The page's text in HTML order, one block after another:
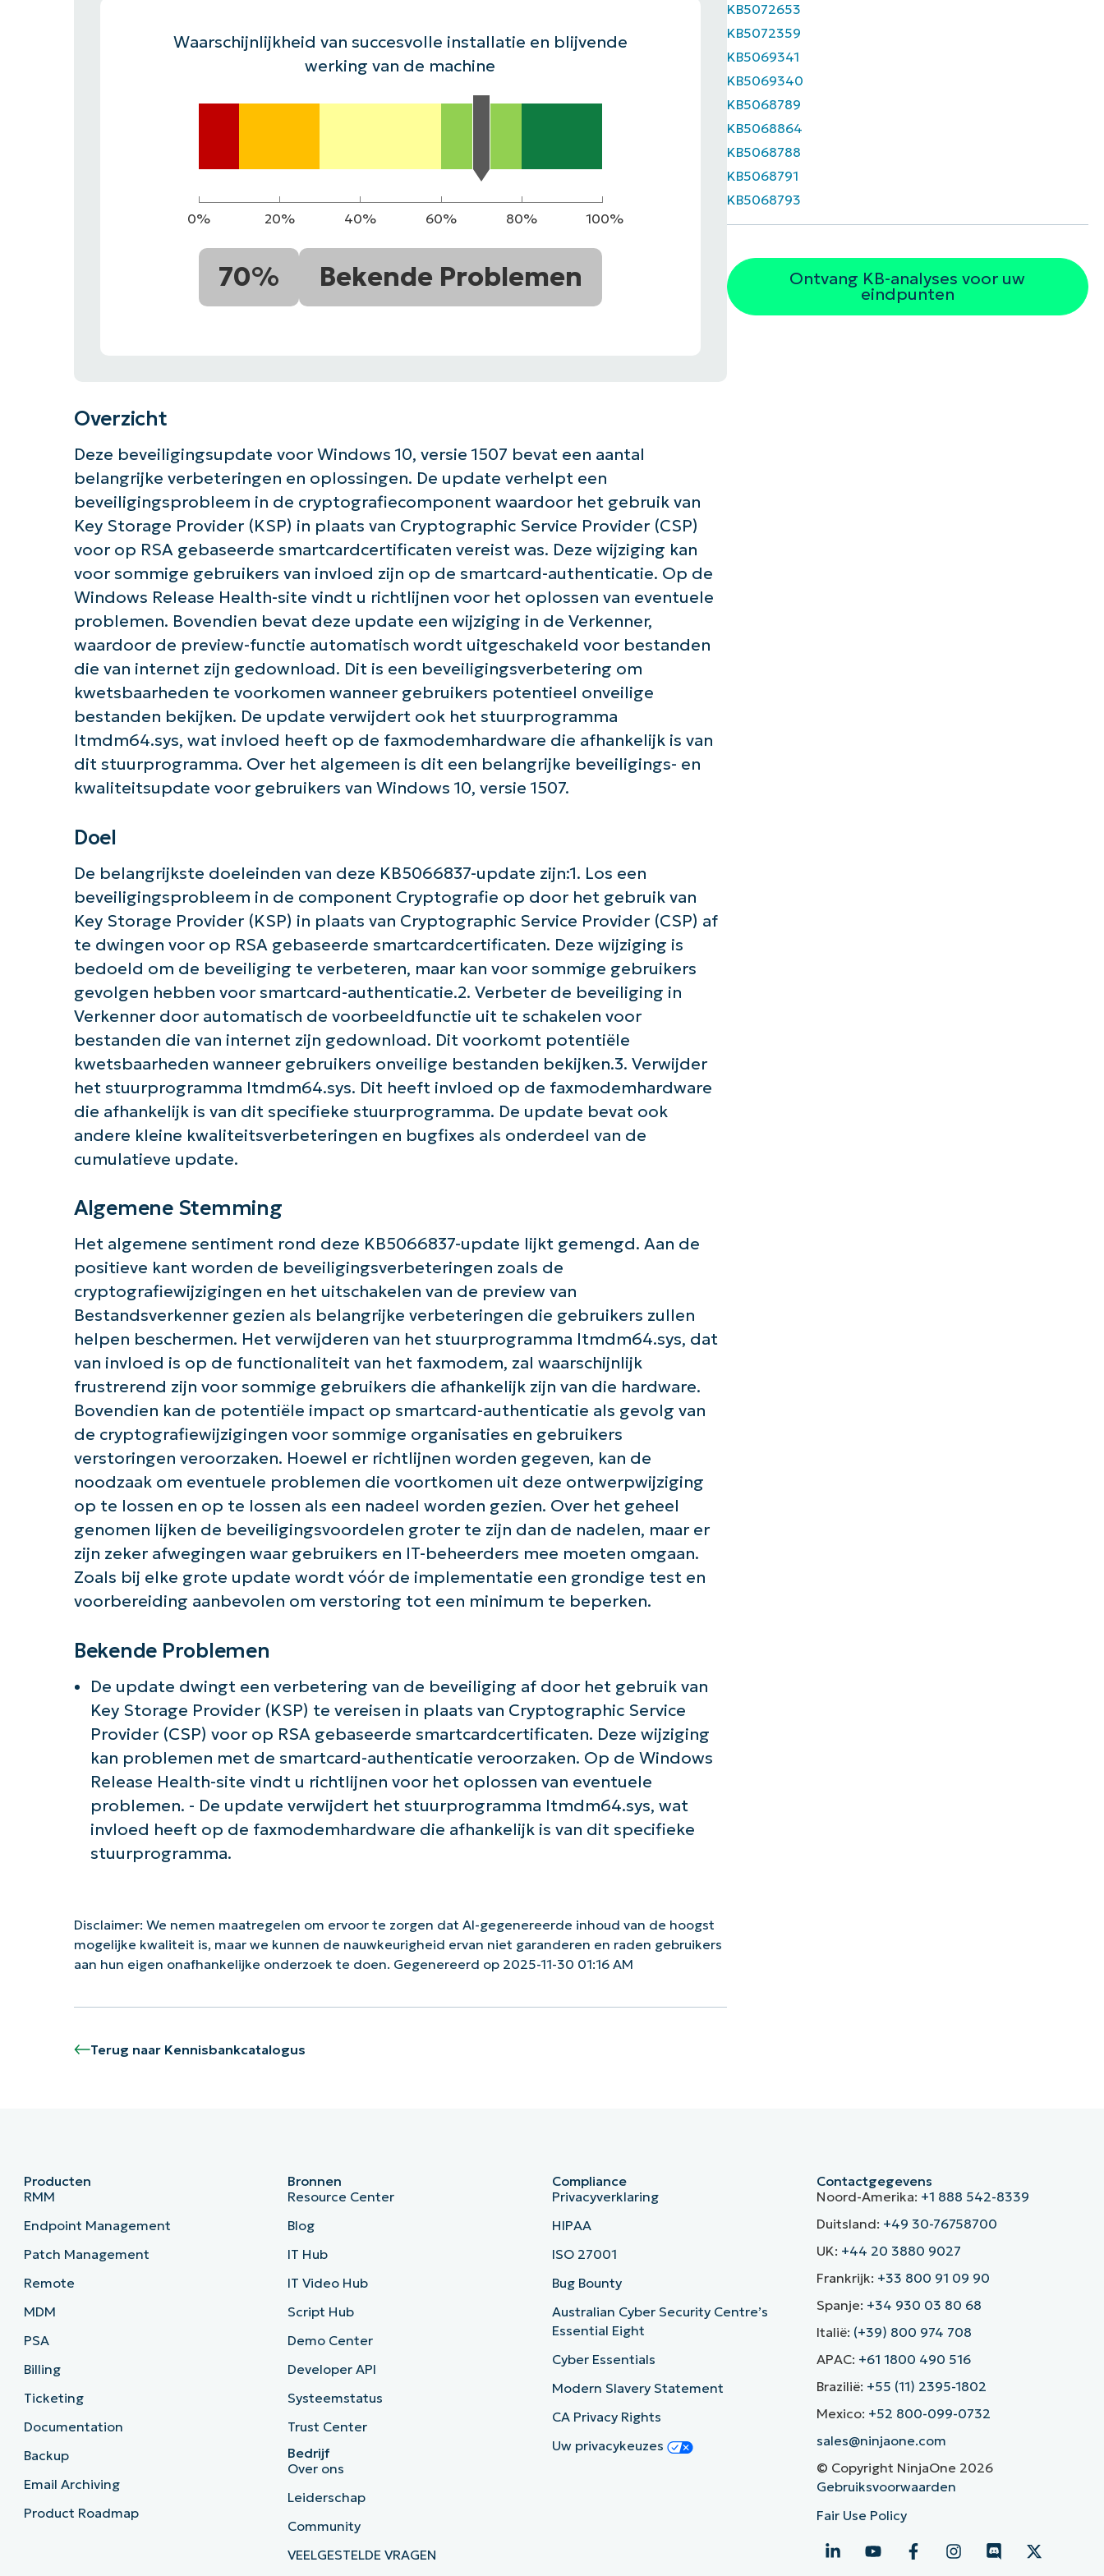
CONTACTEER SALES DEMO BEKIJKEN PRODUCT ROADMAP PLATFORM
CONTACTEER SALES
Waarschijnlijkheid van succesvolle installatie en blijvende
werking van de machine
0% 20% 40% 60% 80% 100%
70% Bekende Problemen
Overzicht
Deze beveiligingsupdate voor Windows 10, versie 1507 bevat een aantal
belangrijke verbeteringen en oplossingen. De update verhelpt een
beveiligingsprobleem in de cryptografiecomponent waardoor het gebruik van
Key Storage Provider (KSP) in plaats van Cryptographic Service Provider (CSP)
voor op RSA gebaseerde smartcardcertificaten vereist was. Deze wijziging kan
voor sommige gebruikers van invloed zijn op de smartcard-authenticatie. Op de
Windows Release Health-site vindt u richtlijnen voor het oplossen van eventuele
problemen. Bovendien bevat deze update een wijziging in de Verkenner,
waardoor de preview-functie automatisch wordt uitgeschakeld voor bestanden
die van internet zijn gedownload. Dit is een beveiligingsverbetering om
kwetsbaarheden te voorkomen wanneer gebruikers potentieel onveilige
bestanden bekijken. De update verwijdert ook het stuurprogramma
ltmdm64.sys, wat invloed heeft op de faxmodemhardware die afhankelijk is van
dit stuurprogramma. Over het algemeen is dit een belangrijke beveiligings- en
kwaliteitsupdate voor gebruikers van Windows 10, versie 1507.
Doel
De belangrijkste doeleinden van deze KB5066837-update zijn:1. Los een
beveiligingsprobleem in de component Cryptografie op door het gebruik van
Key Storage Provider (KSP) in plaats van Cryptographic Service Provider (CSP) af
te dwingen voor op RSA gebaseerde smartcardcertificaten. Deze wijziging is
bedoeld om de beveiliging te verbeteren, maar kan voor sommige gebruikers
gevolgen hebben voor smartcard-authenticatie.2. Verbeter de beveiliging in
Verkenner door automatisch de voorbeeldfunctie uit te schakelen voor
bestanden die van internet zijn gedownload. Dit voorkomt potentiële
kwetsbaarheden wanneer gebruikers onveilige bestanden bekijken.3. Verwijder
het stuurprogramma ltmdm64.sys. Dit heeft invloed op de faxmodemhardware
die afhankelijk is van dit specifieke stuurprogramma. De update bevat ook
andere kleine kwaliteitsverbeteringen en bugfixes als onderdeel van de
cumulatieve update.
Algemene Stemming
Het algemene sentiment rond deze KB5066837-update lijkt gemengd. Aan de
positieve kant worden de beveiligingsverbeteringen zoals de
cryptografiewijzigingen en het uitschakelen van de preview van
Bestandsverkenner gezien als belangrijke verbeteringen die gebruikers zullen
helpen beschermen. Het verwijderen van het stuurprogramma ltmdm64.sys, dat
van invloed is op de functionaliteit van het faxmodem, zal waarschijnlijk
frustrerend zijn voor sommige gebruikers die afhankelijk zijn van die hardware.
Bovendien kan de potentiële impact op smartcard-authenticatie als gevolg van
de cryptografiewijzigingen voor sommige organisaties en gebruikers
verstoringen veroorzaken. Hoewel er richtlijnen worden gegeven, kan de
noodzaak om eventuele problemen die voortkomen uit deze ontwerpwijziging
op te lossen en op te lossen als een nadeel worden gezien. Over het geheel
genomen lijken de beveiligingsvoordelen groter te zijn dan de nadelen, maar er
zijn zeker afwegingen waar gebruikers en IT-beheerders mee moeten omgaan.
Zoals bij elke grote update wordt vóór de implementatie een grondige test en
voorbereiding aanbevolen om verstoring tot een minimum te beperken.
Bekende Problemen
De update dwingt een verbetering van de beveiliging af door het gebruik van
Key Storage Provider (KSP) te vereisen in plaats van Cryptographic Service
Provider (CSP) voor op RSA gebaseerde smartcardcertificaten. Deze wijziging
kan problemen met de smartcard-authenticatie veroorzaken. Op de Windows
Release Health-site vindt u richtlijnen voor het oplossen van eventuele
problemen. - De update verwijdert het stuurprogramma ltmdm64.sys, wat
invloed heeft op de faxmodemhardware die afhankelijk is van dit specifieke
stuurprogramma.
Disclaimer: We nemen maatregelen om ervoor te zorgen dat AI-gegenereerde inhoud van de hoogst
mogelijke kwaliteit is, maar we kunnen de nauwkeurigheid ervan niet garanderen en raden gebruikers
aan hun eigen onafhankelijke onderzoek te doen. Gegenereerd op 2025-11-30 01:16 AM
Terug naar Kennisbankcatalogus
KB5072653
KB5072359
KB5069341
KB5069340
KB5068789
KB5068864
KB5068788
KB5068791
KB5068793
Ontvang KB-analyses voor uw
eindpunten
Aan de slag met NinjaOne AI-gestuurde KB-analyses!
First
and
name*
Business
email*
Land
Company
name*
Producten
RMM
Endpoint Management
Patch Management
Remote
MDM
PSA
Billing
Ticketing
Documentation
Backup
Email Archiving
Product Roadmap
Bronnen
Resource Center
Blog
IT Hub
IT Video Hub
Script Hub
Demo Center
Developer API
Systeemstatus
Trust Center
Bedrijf
Over ons
Leiderschap
Community
VEELGESTELDE VRAGEN
Compliance
Privacyverklaring
HIPAA
ISO 27001
Bug Bounty
Australian Cyber Security Centre’s
Essential Eight
Cyber Essentials
Modern Slavery Statement
CA Privacy Rights
Uw privacykeuzes
Contactgegevens
Noord-Amerika: +1 888 542-8339
Duitsland: +49 30-76758700
UK: +44 20 3880 9027
Frankrijk: +33 800 91 09 90
Spanje: +34 930 03 80 68
Italië: (+39) 800 974 708
APAC: +61 1800 490 516
Brazilië: +55 (11) 2395-1802
Mexico: +52 800-099-0732
sales@ninjaone.com
© Copyright NinjaOne 2026
Gebruiksvoorwaarden
Fair Use Policy